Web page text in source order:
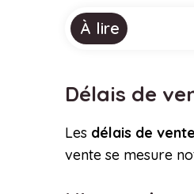
À lire
Délais de
Les délais de vente
vente se mesure